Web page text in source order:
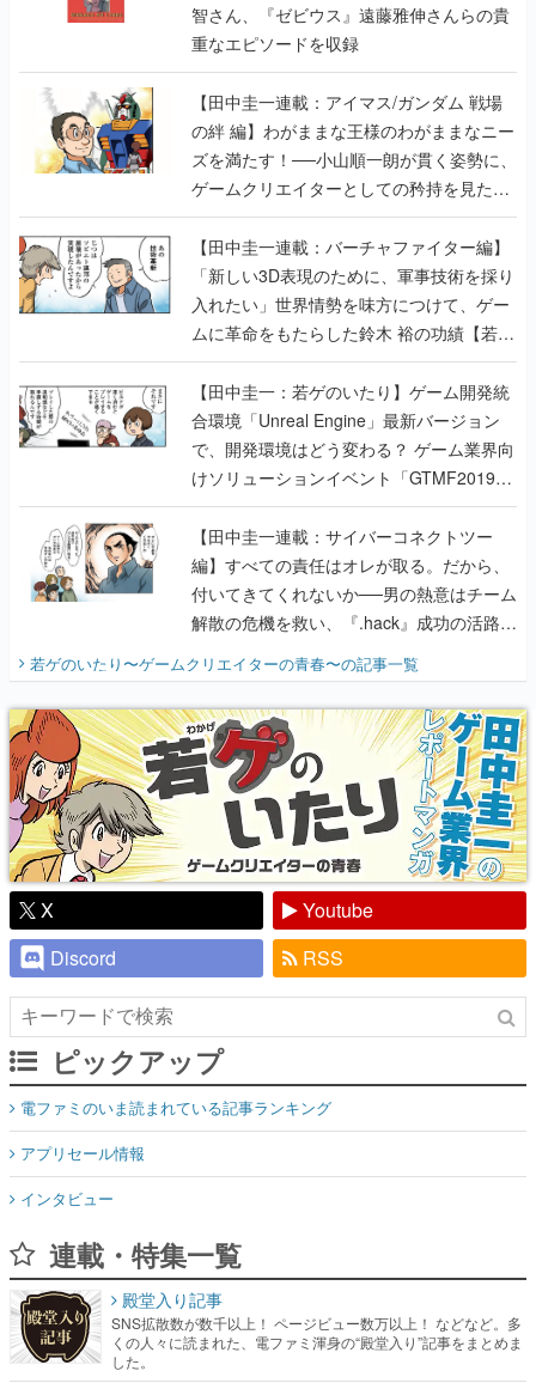
智さん、『ゼビウス』遠藤雅伸さんらの貴
重なエピソードを収録
【田中圭一連載：アイマス/ガンダム 戦場
の絆 編】わがままな王様のわがままなニー
ズを満たす！──小山順一朗が貫く姿勢に、
ゲームクリエイターとしての矜持を見た
【若ゲのいたり最終回】
【田中圭一連載：バーチャファイター編】
「新しい3D表現のために、軍事技術を採り
入れたい」世界情勢を味方につけて、ゲー
ムに革命をもたらした鈴木 裕の功績【若ゲ
のいたり】
【田中圭一：若ゲのいたり】ゲーム開発統
合環境「Unreal Engine」最新バージョン
で、開発環境はどう変わる？ ゲーム業界向
けソリューションイベント「GTMF2019」
に行って、より理解を深めよう【PR】
【田中圭一連載：サイバーコネクトツー
編】すべての責任はオレが取る。だから、
付いてきてくれないか──男の熱意はチーム
解散の危機を救い、『.hack』成功の活路を
開く。業界の快男児・松山 洋に流れる血は
『少年ジャンプ』色だった【若ゲのいた
り】
若ゲのいたり〜ゲームクリエイターの青春〜の記事一覧
X
Youtube
Discord
RSS
ピックアップ
電ファミのいま読まれている記事ランキング
アプリセール情報
インタビュー
連載・特集一覧
殿堂入り記事
SNS拡散数が数千以上！ ページビュー数万以上！ などなど。多
くの人々に読まれた、電ファミ渾身の“殿堂入り”記事をまとめま
した。